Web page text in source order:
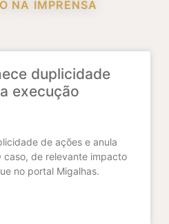
NA IMPRENSA
duplicidade
execução
de ações e anula
caso, de relevante impacto
no portal Migalhas.